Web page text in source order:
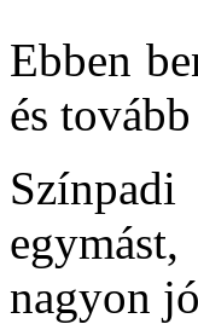
Ebben
és
nagyon